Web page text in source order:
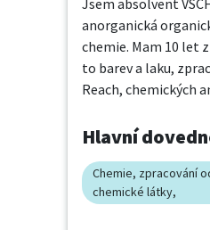
Jsem absolvent
anorganická
chemie. Mam 10 let
to barev a laku,
Reach, chemických
Hlavní
Chemie, zpracování
chemické látky,